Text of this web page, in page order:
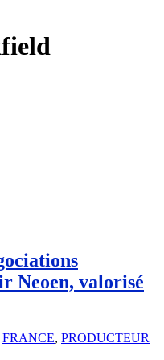
Neoen, valorisé
FRANCE, PRODUCTEUR